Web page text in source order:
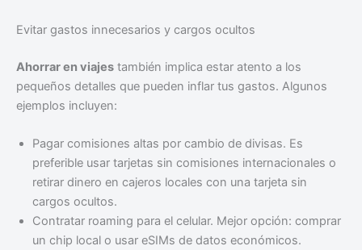
Evitar gastos innecesarios y cargos ocultos
Ahorrar en viajes también implica estar atento a los
pequeños detalles que pueden inflar tus gastos. Algunos
ejemplos incluyen:
Pagar comisiones altas por cambio de divisas. Es
preferible usar tarjetas sin comisiones internacionales o
retirar dinero en cajeros locales con una tarjeta sin
cargos ocultos.
Contratar roaming para el celular. Mejor opción: comprar
un chip local o usar eSIMs de datos económicos.